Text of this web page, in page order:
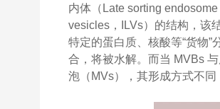
内体（Late sorting
vesicles，ILVs）的结构，该
特定的蛋白质、核酸等“货物
合，将被水解。而当 MVBs
泡（MVs），其形成方式不同